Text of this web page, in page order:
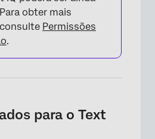
obter mais
Permissões
.
para o Text